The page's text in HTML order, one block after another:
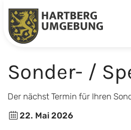
Skip
content
Sonder- /
Der nächst Termin für Ihren
22. Mai2026